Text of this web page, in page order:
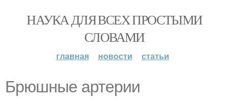
НАУКА ДЛЯ ВСЕХ ПРОСТЫМИ
СЛОВАМИ
главная новости статьи
Брюшные артерии